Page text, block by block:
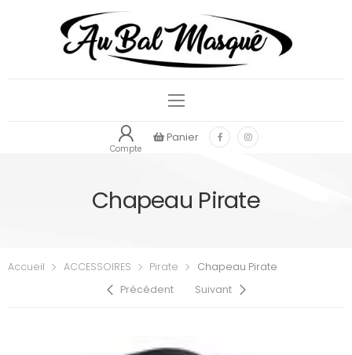
Compte
Panier
Chapeau Pirate
Accueil ACCESSOIRES Pirate
Chapeau Pirate
Précédent
Suivant